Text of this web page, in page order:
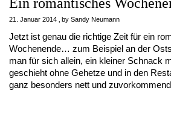
21. Januar 2014 by Sandy Neumann
Jetzt ist genau die richtige Zeit für ein
Wochenende… zum Beispiel an der
man für sich allein, ein kleiner Schnack
geschieht ohne Gehetze und in den
ganz besonders nett und